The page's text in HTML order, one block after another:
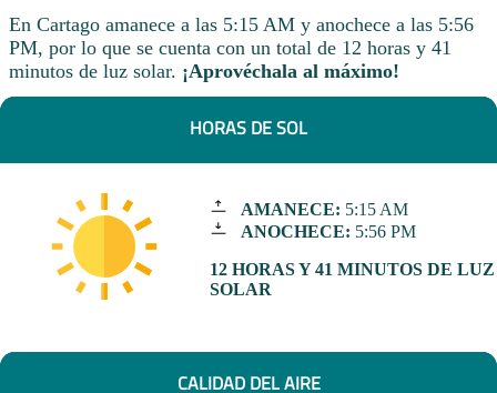
En Cartago amanece a las 5:15 AM y anochece a las 5:56
PM, por lo que se cuenta con un total de 12 horas y 41
minutos de luz solar. ¡Aprovéchala al máximo!
HORAS DE SOL
AMANECE: 5:15 AM
ANOCHECE: 5:56 PM
12 HORAS Y 41 MINUTOS DE LUZ
SOLAR
CALIDAD DEL AIRE